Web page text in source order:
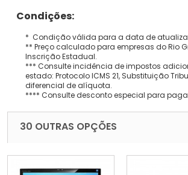
Condições:
* Condição válida para a data de
** Preço calculado para empresas do Rio
Inscrição Estadual.
*** Consulte incidência de impostos
estado: Protocolo ICMS 21, Substituição
diferencial de alíquota.
**** Consulte desconto especial para
30 OUTRAS OPÇÕES